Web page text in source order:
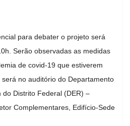
para debater o projeto será
Serão observadas as medidas
de covid-19 que estiverem
no auditório do Departamento
Distrito Federal (DER) –
Complementares, Edifício-Sede